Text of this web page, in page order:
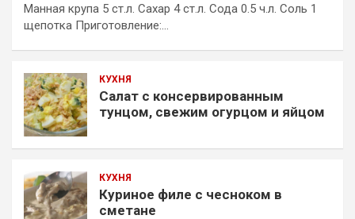
Манная крупа 5 ст.л. Сахар 4 ст.л. Сода 0.5 ч.л. Соль 1
щепотка Приготовление:…
КУХНЯ
Салат с консервированным
тунцом, свежим огурцом и яйцом
КУХНЯ
Куриное филе с чесноком в
сметане